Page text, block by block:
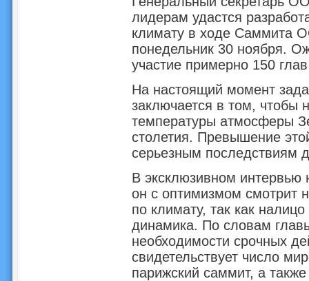
лидерам удастся
климату в ходе Саммита
понедельник 30 ноября.
участие примерно 150
На настоящий момент
заключается в том, чтобы
температуры атмосферы
столетия. Превышение
серьезным последствиям
В эксклюзивном
он с оптимизмом смотрит
по климату, так как
динамика. По словам
необходимости срочных
свидетельствует число
парижский саммит, а